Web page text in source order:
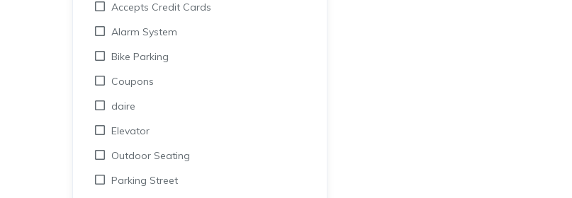
Accepts Credit Cards
Alarm System
Bike Parking
Coupons
daire
Elevator
Outdoor Seating
Parking Street